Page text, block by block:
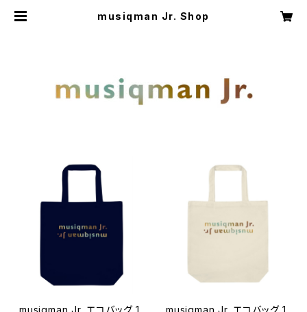
musiqman Jr. Shop
musiqman Jr. エコバッグ 1
musiqman Jr. エコバッグ 1